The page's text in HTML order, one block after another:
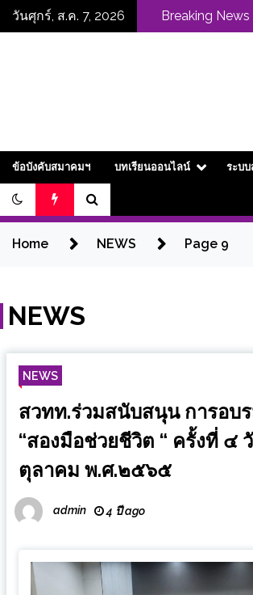
Skipวันศุกร์, ส.ค. 7, 2026 Breaking News
ขอเชิญสมาชิกสามัญ สมาค
นักวิทยุและโทรทัศน์แห่ง
ประเทศไทย ในพระบรม
ข้อบังคับสมาคมฯ บทเรียนออนไลน์ ระบ
Home NEWS Page 9
NEWS
NEWS
สวทท.ร่วมสนับสนุน การอบ
“สองมือช่วยชีวิต “ ครั้งที่ ๔
ตุลาคม พ.ศ.๒๕๖๕
admin 4 ปี ago